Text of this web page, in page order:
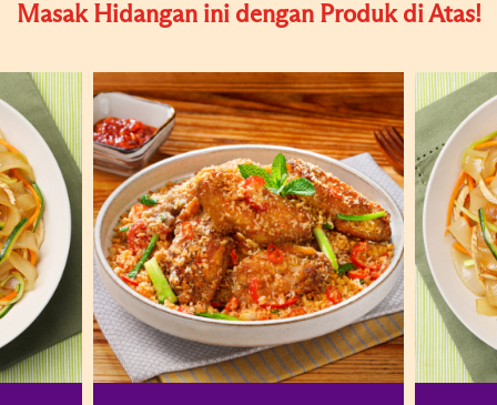
Masak Hidangan ini dengan Produk di Atas!